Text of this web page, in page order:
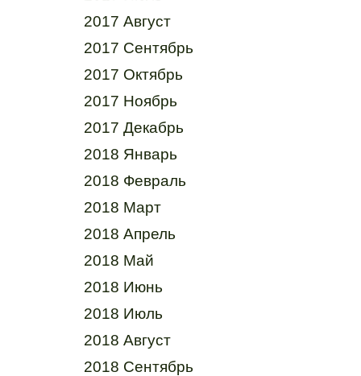
2017 Август
2017 Сентябрь
2017 Октябрь
2017 Ноябрь
2017 Декабрь
2018 Январь
2018 Февраль
2018 Март
2018 Апрель
2018 Май
2018 Июнь
2018 Июль
2018 Август
2018 Сентябрь